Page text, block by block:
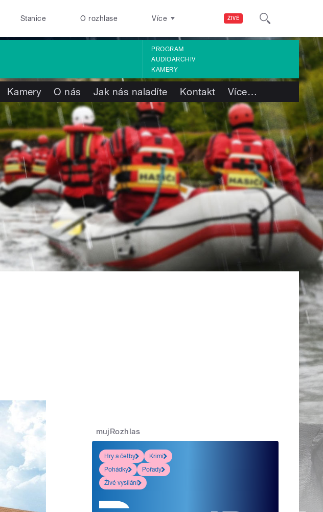
ŽIVĚ
Stanice O rozhlase Více
PROGRAM
AUDIOARCHIV
KAMERY
Kamery O nás Jak nás naladíte Kontakt Více…
mujRozhlas
Hry a četby
Krimi
Pohádky
Pořady
Živé vysílání